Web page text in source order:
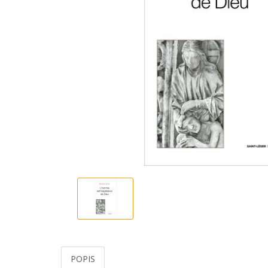
POPIS